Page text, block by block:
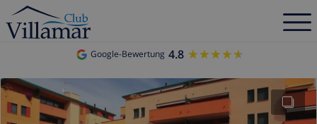
Google-Bewertung 4.8 ★★★★★
★★★★★